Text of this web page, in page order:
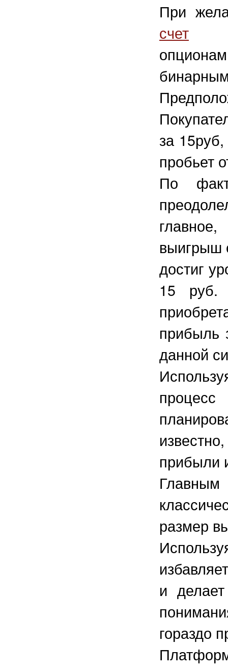
При
счет
за
пробьет
По
выигрыш
достиг
15 руб.
прибыль
данной
прибыли
размер
и
гораздо